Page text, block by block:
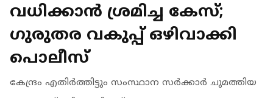
വധിക്കാന്‍ ശ്രമിച്ച കേസ്;
ഗുരുതര വകുപ്പ് ഒഴിവാക്കി
പൊലീസ്
കേന്ദ്രം എതിര്‍ത്തിട്ടും സംസ്ഥാന സര്‍ക്കാര്‍ ചുമത്തിയ